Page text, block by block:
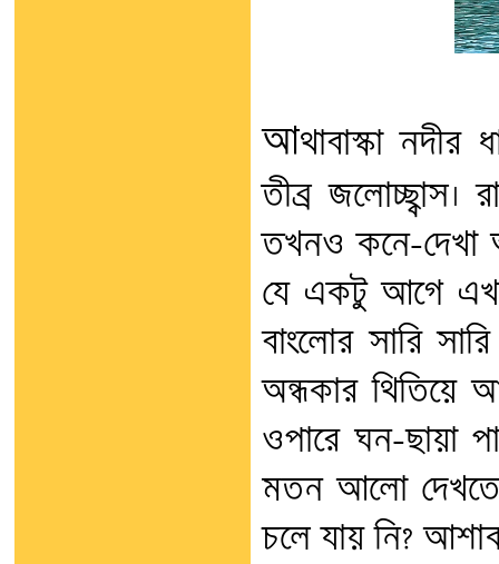
আথাবাস্কা
তীব্র
তখনও কনে-দেখা
যে একটু আগে
বাংলোর সারি
অন্ধকার থিতিয়ে
ওপারে ঘন-ছায়া
মতন আলো দেখতে
চলে যায় নি?